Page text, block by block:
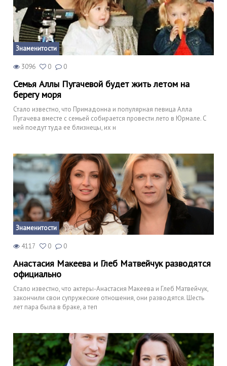
Знаменитости
3096 0 0
Семья Аллы Пугачевой будет жить летом на
берегу моря
Стало известно, что Примадонна и популярная певица Алла
Пугачева вместе с семьей собирается провести лето в Юрмале. С
ней поедут туда ее близнецы, их н
Знаменитости
4117 0 0
Анастасия Макеева и Глеб Матвейчук разводятся
официально
Стало известно, что актеры-Анастасия Макеева и Глеб Матвейчук,
закончили свои супружеские отношения, они разводятся. Шесть
лет пара была в браке, а теп